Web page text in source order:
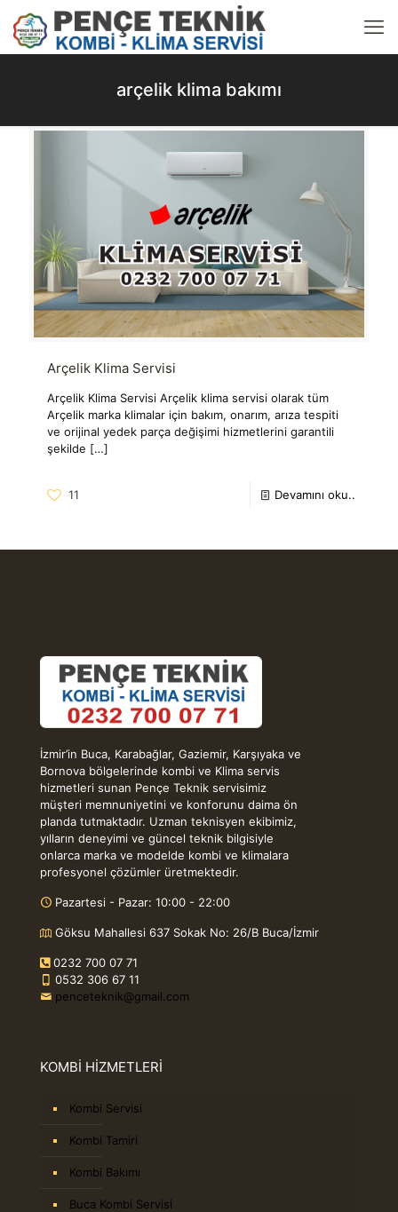
arçelik klima bakımı
Arçelik Klima Servisi
Arçelik Klima Servisi Arçelik klima servisi olarak tüm
Arçelik marka klimalar için bakım, onarım, arıza tespiti
ve orijinal yedek parça değişimi hizmetlerini garantili
şekilde […]
11 Devamını oku..
İzmir’in Buca, Karabağlar, Gaziemir, Karşıyaka ve
Bornova bölgelerinde kombi ve Klima servis
hizmetleri sunan Pençe Teknik servisimiz
müşteri memnuniyetini ve konforunu daima ön
planda tutmaktadır. Uzman teknisyen ekibimiz,
yılların deneyimi ve güncel teknik bilgisiyle
onlarca marka ve modelde kombi ve klimalara
profesyonel çözümler üretmektedir.
Pazartesi - Pazar: 10:00 - 22:00
Göksu Mahallesi 637 Sokak No: 26/B Buca/İzmir
0232 700 07 71
0532 306 67 11
penceteknik@gmail.com
KOMBİ HİZMETLERİ
Kombi Servisi
Kombi Tamiri
Kombi Bakımı
Buca Kombi Servisi